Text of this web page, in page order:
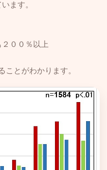
ます。
００％以上
ことがわかります。